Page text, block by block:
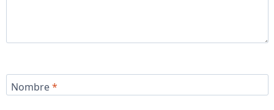
Nombre*